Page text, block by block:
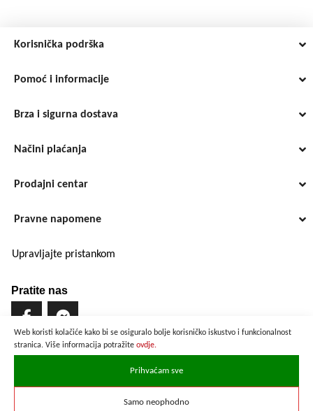
Web koristi kolačiće kako bi se osiguralo bolje korisničko iskustvo i funkcionalnost
stranica. Više informacija potražite ovdje.
Prihvaćam sve
Samo neophodno
Korisnička podrška
Pomoć i informacije
Brza i sigurna dostava
Načini plaćanja
Prodajni centar
Pravne napomene
Upravljajte pristankom
Pratite nas
Brzo i sigurno plaćanje
Prikazane cijene su preračunate po službenom tečaju u iznosu od